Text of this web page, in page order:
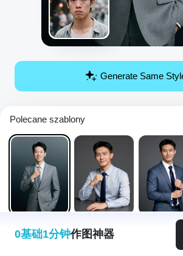
Generate Same
Polecane szablony
0基础1分钟作图神器